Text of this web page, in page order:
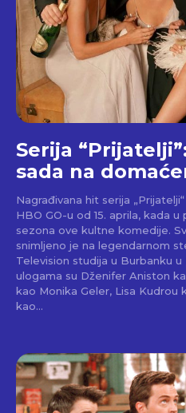
Serija
sada na
Nagrađivana hit serija
HBO GO-u od 15. aprila, kada
sezona ove kultne komedije. Svih 236 epizoda serije
snimljeno je na legendarnom
Television studija u Burbanku u
ulogama su Dženifer Aniston
kao Monika Geler, Lisa Kudrou
kao...